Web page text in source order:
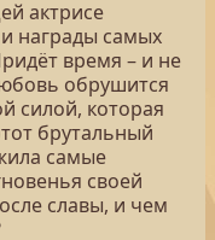
актрисе
награды самых
время – и не
обрушится
силой, которая
брутальный
самые
своей
славы, и чем